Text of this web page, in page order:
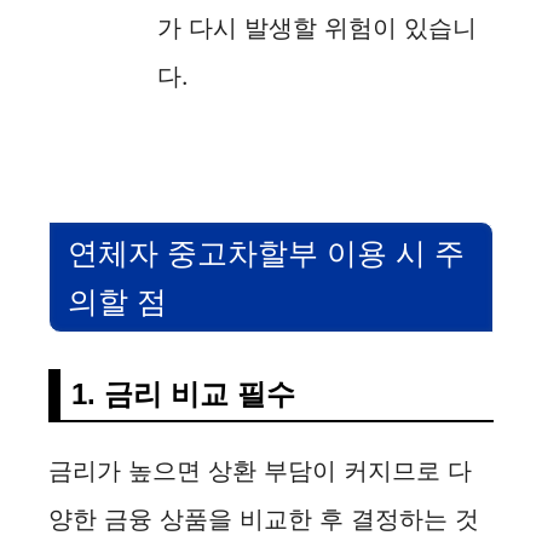
가 다시 발생할 위험이 있습니
다.
연체자 중고차할부 이용 시 주
의할 점
1. 금리 비교 필수
금리가 높으면 상환 부담이 커지므로 다
양한 금융 상품을 비교한 후 결정하는 것